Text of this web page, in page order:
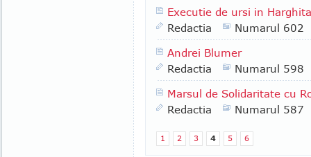
Executie de ursi in Harghita
Redactia
Numarul 602
Andrei Blumer
Redactia
Numarul 598
Marsul de Solidaritate cu
Redactia
Numarul 587
1 2 3 4 5 6